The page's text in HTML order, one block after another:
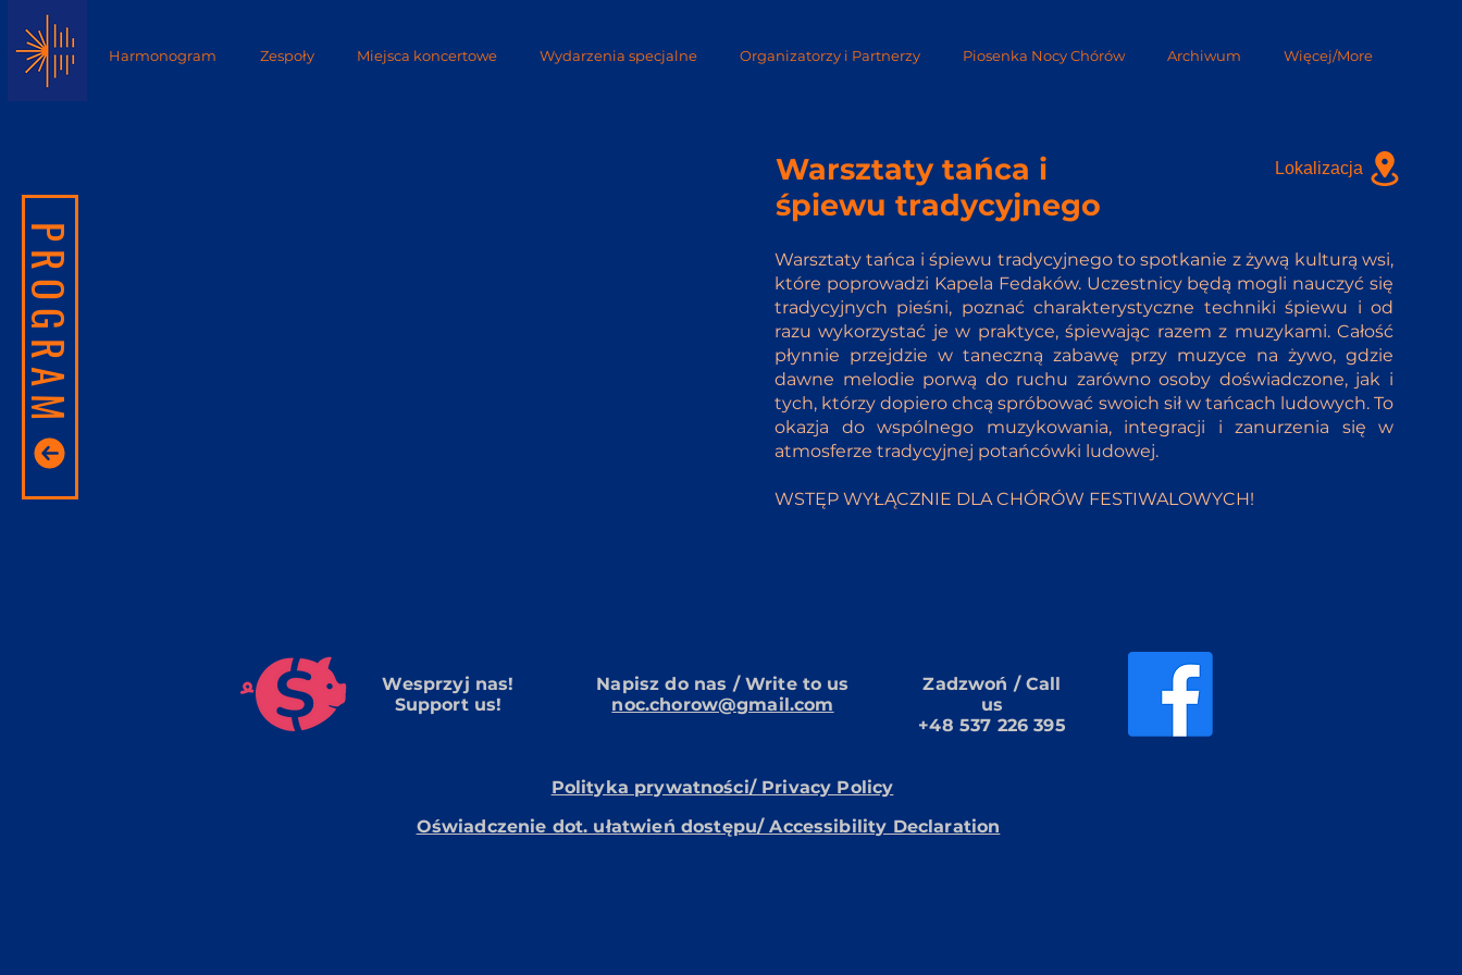
PROGRAM
Harmonogram Zespoły Miejsca koncertowe Wydarzenia specjalne Organizatorzy i Partnerzy Piosenka Nocy Chórów Archiwum Więcej/More
Warsztaty tańca i
śpiewu tradycyjnego
Lokalizacja
Warsztaty tańca i śpiewu tradycyjnego to spotkanie z żywą kulturą wsi,
które poprowadzi Kapela Fedaków. Uczestnicy będą mogli nauczyć się
tradycyjnych pieśni, poznać charakterystyczne techniki śpiewu i od
razu wykorzystać je w praktyce, śpiewając razem z muzykami. Całość
płynnie przejdzie w taneczną zabawę przy muzyce na żywo, gdzie
dawne melodie porwą do ruchu zarówno osoby doświadczone, jak i
tych, którzy dopiero chcą spróbować swoich sił w tańcach ludowych. To
okazja do wspólnego muzykowania, integracji i zanurzenia się w
atmosferze tradycyjnej potańcówki ludowej.
WSTĘP WYŁĄCZNIE DLA CHÓRÓW FESTIWALOWYCH!
Wesprzyj nas!
Support us!
Napisz do nas / Write to us
noc.chorow@gmail.com
Zadzwoń / Call
us
+48 537 226 395
Polityka prywatności/ Privacy Policy
Oświadczenie dot. ułatwień dostępu/ Accessibility Declaration